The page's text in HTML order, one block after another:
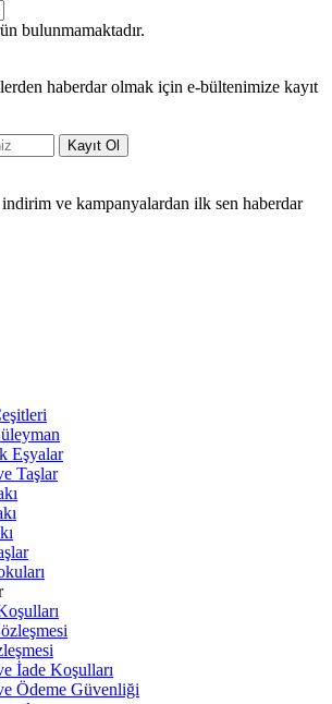
bulunmamaktadır.
haberdar olmak için e-bültenimize kayıt
Kayıt Ol
ve kampanyalardan ilk sen haberdar
Eşyalar
Taşlar
İade Koşulları
Ödeme Güvenliği